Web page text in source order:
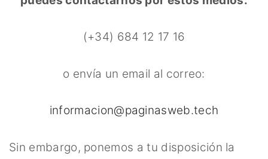
(+34) 684 12 17 16
o envía un email al correo:
informacion@paginasweb.tech
Sin embargo, ponemos a tu disposición la